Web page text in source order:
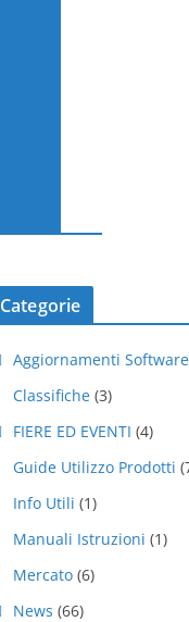
Categorie
Aggiornamenti Software
Classifiche(3)
FIERE ED EVENTI (4)
Guide Utilizzo Prodotti
Info Utili (1)
Manuali Istruzioni (1)
Mercato(6)
News (66)